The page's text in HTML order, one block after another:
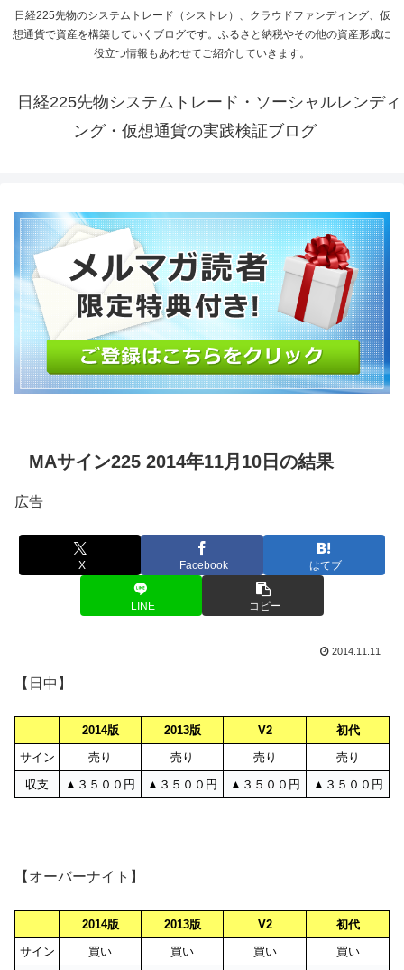
日経225先物のシステムトレード（シストレ）、クラウドファンディング、仮
想通貨で資産を構築していくブログです。ふるさと納税やその他の資産形成に
役立つ情報もあわせてご紹介していきます。
日経225先物システムトレード・ソーシャルレンディ
ング・仮想通貨の実践検証ブログ
MAサイン225 2014年11月10日の結果
広告
X Facebook はてブ
LINE コピー
2014.11.11
【日中】
2014版 2013版 V2
初代
サイン
売り 売り 売り
売り
収支
▲３５００円 ▲３５００円 ▲３５００円 ▲３５００円
【オーバーナイト】
2014版 2013版 V2
初代
サイン
買い 買い 買い
買い